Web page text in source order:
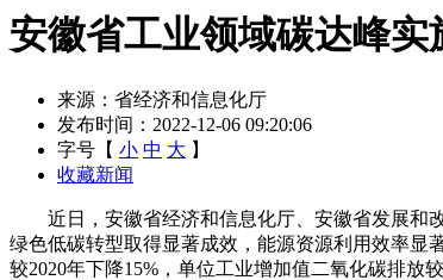
安徽省工业领域碳达峰
来源：省经济和信息化厅
发布时间：2022-12-06 09:20:06
字号【 小 中 大 】
收藏新闻
近日，安徽省经济和信息化厅、安徽省发展和
绿色低碳转型取得显著成效，能源资源利用效率显
较2020年下降15%，单位工业增加值二氧化碳排放较